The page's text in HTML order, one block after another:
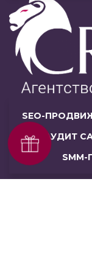
SEO-
АУДИТ